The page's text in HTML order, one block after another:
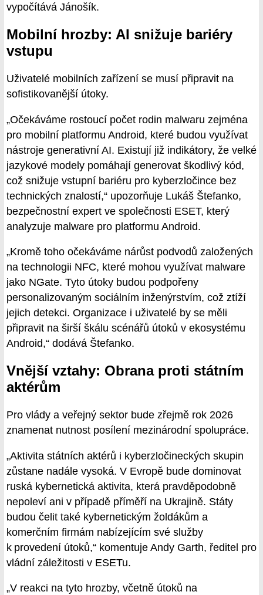
vypočítává Jánošík.
Mobilní hrozby: AI snižuje bariéry
vstupu
Uživatelé mobilních zařízení se musí připravit na
sofistikovanější útoky.
„Očekáváme rostoucí počet rodin malwaru zejména
pro mobilní platformu Android, které budou využívat
nástroje generativní AI. Existují již indikátory, že velké
jazykové modely pomáhají generovat škodlivý kód,
což snižuje vstupní bariéru pro kyberzločince bez
technických znalostí,“ upozorňuje Lukáš Štefanko,
bezpečnostní expert ve společnosti ESET, který
analyzuje malware pro platformu Android.
„Kromě toho očekáváme nárůst podvodů založených
na technologii NFC, které mohou využívat malware
jako NGate. Tyto útoky budou podpořeny
personalizovaným sociálním inženýrstvím, což ztíží
jejich detekci. Organizace i uživatelé by se měli
připravit na širší škálu scénářů útoků v ekosystému
Android,“ dodává Štefanko.
Vnější vztahy: Obrana proti státním
aktérům
Pro vlády a veřejný sektor bude zřejmě rok 2026
znamenat nutnost posílení mezinárodní spolupráce.
„Aktivita státních aktérů i kyberzločineckých skupin
zůstane nadále vysoká. V Evropě bude dominovat
ruská kybernetická aktivita, která pravděpodobně
nepoleví ani v případě příměří na Ukrajině. Státy
budou čelit také kybernetickým žoldákům a
komerčním firmám nabízejícím své služby
k provedení útoků,“ komentuje Andy Garth, ředitel pro
vládní záležitosti v ESETu.
„V reakci na tyto hrozby, včetně útoků na